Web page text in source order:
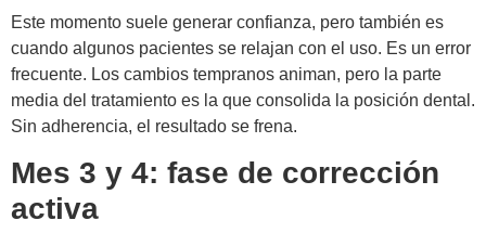
Este momento suele generar confianza, pero también es
cuando algunos pacientes se relajan con el uso. Es un error
frecuente. Los cambios tempranos animan, pero la parte
media del tratamiento es la que consolida la posición dental.
Sin adherencia, el resultado se frena.
Mes 3 y 4: fase de corrección
activa